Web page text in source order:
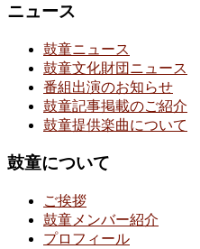
ニュース
鼓童ニュース
鼓童文化財団ニュース
番組出演のお知らせ
鼓童記事掲載のご紹介
鼓童提供楽曲について
鼓童について
ご挨拶
鼓童メンバー紹介
プロフィール